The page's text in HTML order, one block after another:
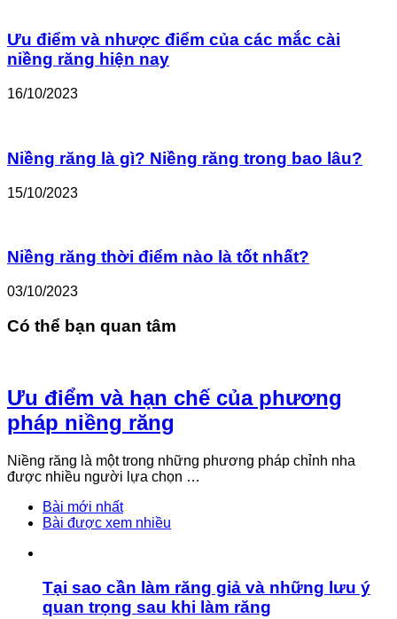
Ưu điểm và nhược điểm của các mắc cài
niềng răng hiện nay
16/10/2023
Niềng răng là gì? Niềng răng trong bao lâu?
15/10/2023
Niềng răng thời điểm nào là tốt nhất?
03/10/2023
Có thể bạn quan tâm
Ưu điểm và hạn chế của phương
pháp niềng răng
Niềng răng là một trong những phương pháp chỉnh nha
được nhiều người lựa chọn …
Bài mới nhất
Bài được xem nhiều
Tại sao cần làm răng giả và những lưu ý
quan trọng sau khi làm răng